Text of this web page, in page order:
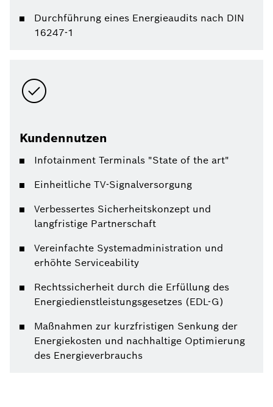
Durchführung eines Energieaudits nach DIN
16247-1
Kundennutzen
Infotainment Terminals "State of the art"
Einheitliche TV-Signalversorgung
Verbessertes Sicherheitskonzept und
langfristige Partnerschaft
Vereinfachte Systemadministration und
erhöhte Serviceability
Rechtssicherheit durch die Erfüllung des
Energiedienstleistungsgesetzes (EDL-G)
Maßnahmen zur kurzfristigen Senkung der
Energiekosten und nachhaltige Optimierung
des Energieverbrauchs